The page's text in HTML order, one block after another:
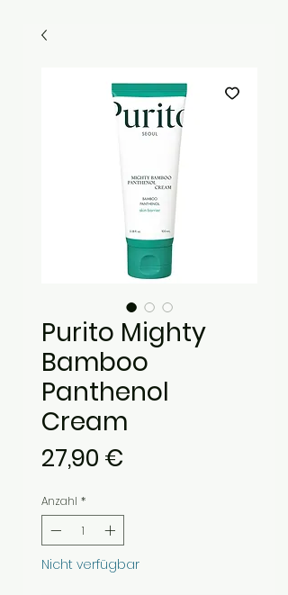
Purito Mighty
Bamboo
Panthenol
Cream
27,90 €
Anzahl *
Nicht verfügbar